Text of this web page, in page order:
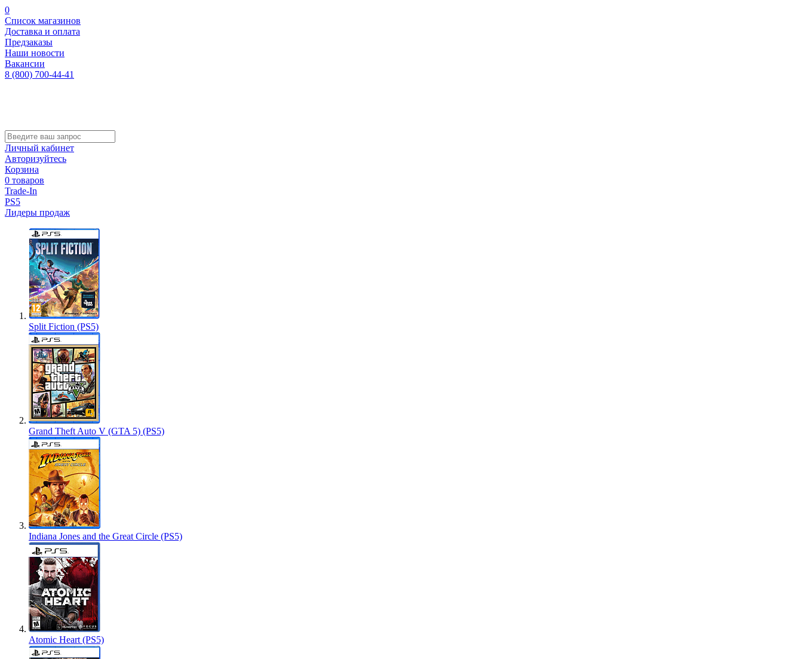
0
Список магазинов
Доставка и оплата
Предзаказы
Наши новости
Вакансии
8 (800) 700-44-41
Личный кабинет
Авторизуйтесь
Корзина
0 товаров
Trade-In
PS5
Лидеры продаж
Split Fiction (PS5)
Grand Theft Auto V (GTA 5) (PS5)
Indiana Jones and the Great Circle (PS5)
Atomic Heart (PS5)